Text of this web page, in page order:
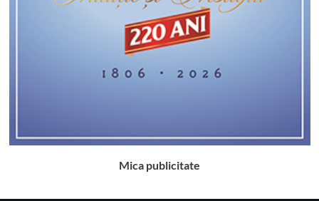
Mica publicitate